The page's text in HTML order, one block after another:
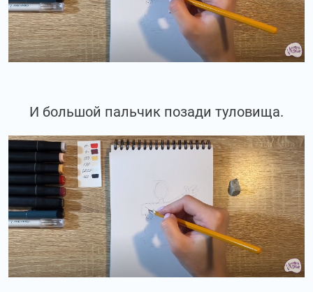
И большой пальчик позади туловища.